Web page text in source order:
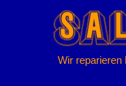
Wir reparieren